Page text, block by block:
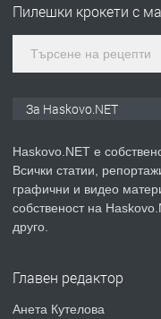
ПРЕДЛАГА
Пилешки крокети с
За Haskovo.NET
Haskovo.NET е
Всички статии,
графични и видео
собственост на
друго.
Главен редактор
Анета Кутелова